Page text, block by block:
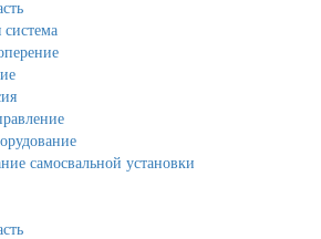
самосвальной установки